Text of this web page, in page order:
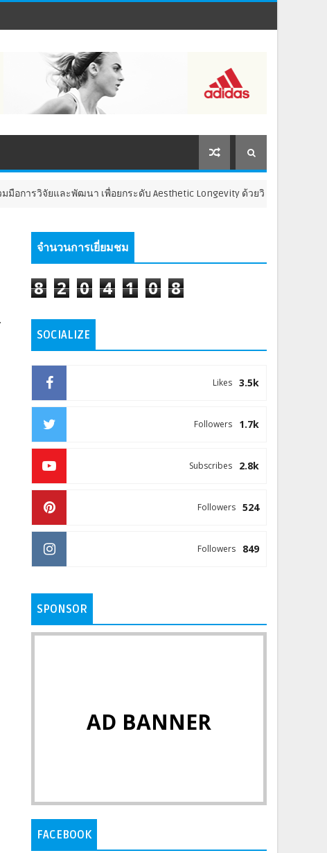
ละพัฒนา เพื่อยกระดับ Aesthetic Longevity ด้วยวิทยาศาสตร์ และนวัตกรร
จำนวนการเยี่ยมชม
8 2 0 4 1 0 8
SOCIALIZE
3.5k
Likes
1.7k
Followers
2.8k
Subscribes
524
Followers
849
Followers
SPONSOR
AD BANNER
FACEBOOK